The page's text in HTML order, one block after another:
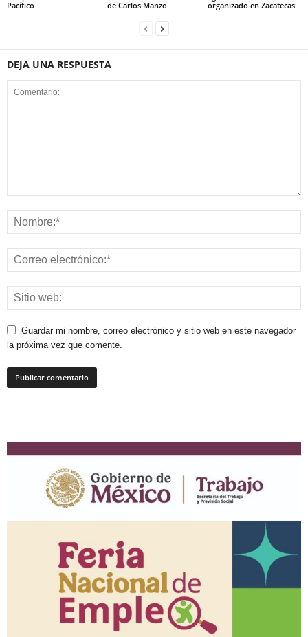
Pacífico
de Carlos Manzo
organizado en Zacatecas
DEJA UNA RESPUESTA
Guardar mi nombre, correo electrónico y sitio web en este navegador
la próxima vez que comente.